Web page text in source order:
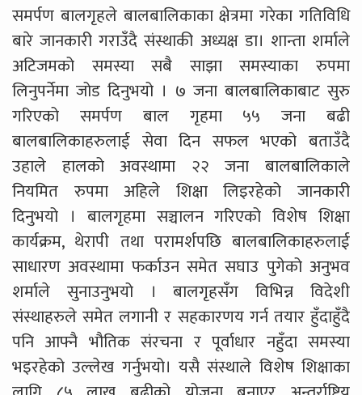
समर्पण बालगृहले बालबालिकाका क्षेत्रमा गरेका गतिविधि
बारे जानकारी गराउँदै संस्थाकी अध्यक्ष डा। शान्ता शर्माले
अटिजमको समस्या सबै साझा समस्याका रुपमा
लिनुपर्नेमा जोड दिनुभयो । ७ जना बालबालिकाबाट सुरु
गरिएको समर्पण बाल गृहमा ५५ जना बढी
बालबालिकाहरुलाई सेवा दिन सफल भएको बताउँदै
उहाले हालको अवस्थामा २२ जना बालबालिकाले
नियमित रुपमा अहिले शिक्षा लिइरहेको जानकारी
दिनुभयो । बालगृहमा सञ्चालन गरिएको विशेष शिक्षा
कार्यक्रम, थेरापी तथा परामर्शपछि बालबालिकाहरुलाई
साधारण अवस्थामा फर्काउन समेत सघाउ पुगेको अनुभव
शर्माले सुनाउनुभयो । बालगृहसँग विभिन्न विदेशी
संस्थाहरुले समेत लगानी र सहकारणय गर्न तयार हुँदाहुँदै
पनि आफ्नै भौतिक संरचना र पूर्वाधार नहुँदा समस्या
भइरहेको उल्लेख गर्नुभयो। यसै संस्थाले विशेष शिक्षाका